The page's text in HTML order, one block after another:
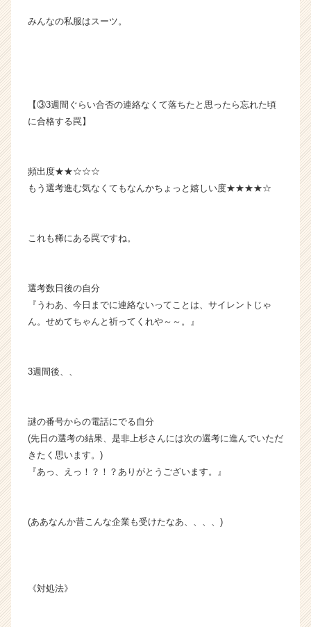
みんなの私服はスーツ。
【③3週間ぐらい合否の連絡なくて落ちたと思ったら忘れた頃
に合格する罠】
頻出度★★☆☆☆
もう選考進む気なくてもなんかちょっと嬉しい度★★★★☆
これも稀にある罠ですね。
選考数日後の自分
『うわあ、今日までに連絡ないってことは、サイレントじゃ
ん。せめてちゃんと祈ってくれや～～。』
3週間後、、
謎の番号からの電話にでる自分
(先日の選考の結果、是非上杉さんには次の選考に進んでいただ
きたく思います。)
『あっ、えっ！？！？ありがとうございます。』
(ああなんか昔こんな企業も受けたなあ、、、、)
《対処法》